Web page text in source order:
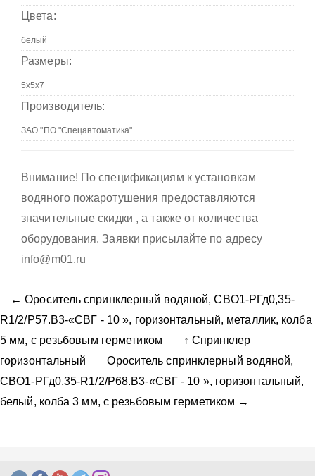
Цвета:
Размеры:
Производитель:
Внимание! По спецификациям к установкам
водяного пожаротушения предоставляются
значительные скидки , а также от количества
оборудования. Заявки присылайте по адресу
info@m01.ru
← Ороситель спринклерный водяной, CВO1-PГд0,35-
R1/2/P57.B3-«СВГ - 10 », горизонтальный, металлик, колба
5 мм, с резьбовым герметиком
↑Спринклер
горизонтальный
Ороситель спринклерный водяной,
CВO1-PГд0,35-R1/2/P68.B3-«СВГ - 10 », горизонтальный,
белый, колба 3 мм, с резьбовым герметиком →